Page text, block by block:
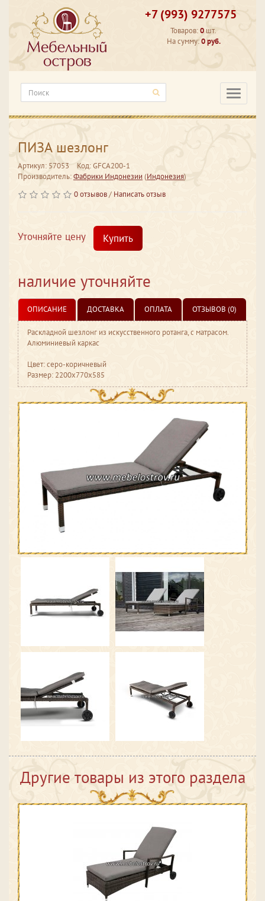
+7 (993) 9277575
Товаров:0 шт.
На сумму:0 руб.
ПИЗА шезлонг
Артикул: 57053
Код: GFCA200-1
Производитель:Фабрики Индонезии (Индонезия)
0 отзывов/ Написать отзыв
Уточняйте цену Купить
наличие уточняйте
ОПИСАНИЕ ДОСТАВКА ОПЛАТА ОТЗЫВОВ (0)
Раскладной шезлонг из искусственного ротанга, с матрасом.
Алюминиевый каркас
Цвет: серо-коричневый
Размер: 2200x770x585
Другие товары из этого раздела